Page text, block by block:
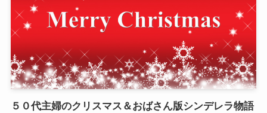
５０代主婦のクリスマス＆おばさん版シンデレラ物語